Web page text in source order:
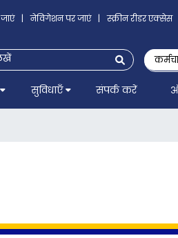
| नेविगेशन पर जाएं | स्क्रीन रीडर एक्सेस
सुविधाएँ संपर्क करें